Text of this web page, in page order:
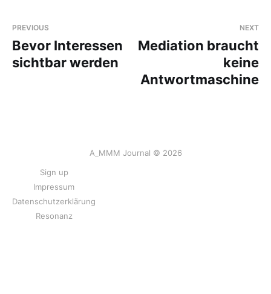
PREVIOUS
Bevor Interessen
sichtbar werden
NEXT
Mediation braucht
keine
Antwortmaschine
A_MMM Journal © 2026
Sign up
Impressum
Datenschutzerklärung
Resonanz